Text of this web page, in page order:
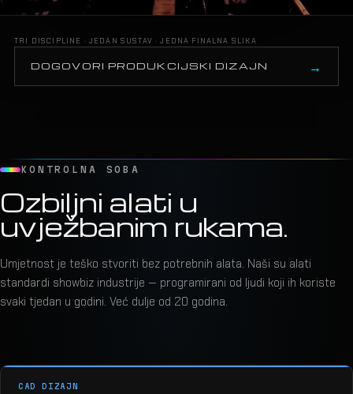
TRI DISCIPLINE · JEDAN SUSTAV · JEDNA FINALNA SLIKA
DOGOVORI PRODUKCIJSKI DIZAJN
KONTROLNA SOBA
Ozbiljni alati u
uvježbanim rukama.
Umjetnost je teško stvoriti bez potrebnih alata. Naši su alati
standardi showbiz industrije — programirani od ljudi koji ih koriste
svaki tjedan u godini. Već dulje od 20 godina.
CAD DIZAJN